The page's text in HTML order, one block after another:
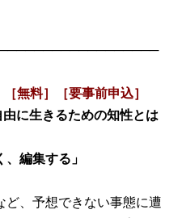
無料］［要事前申込］
に生きるための知性とは
編集する」
ど、予想できない事態に遭